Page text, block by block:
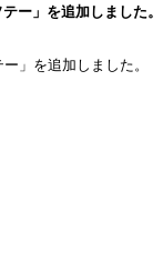
ー」を追加しました。
」を追加しました。